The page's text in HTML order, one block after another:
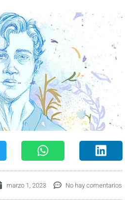
marzo 1, 2023 No hay comentarios